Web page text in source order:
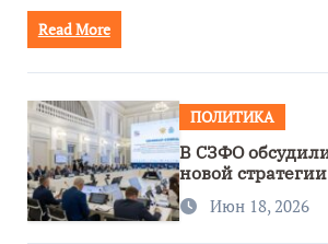
Read More
ПОЛИТИКА
В СЗФО
новой
Июн 18, 2026